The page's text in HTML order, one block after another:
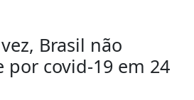
Brasil não
por covid-19 em 24